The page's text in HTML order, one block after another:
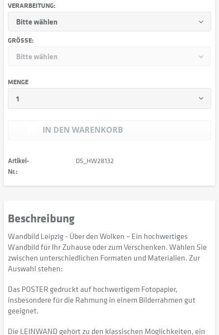
VERARBEITUNG:
GRÖSSE:
MENGE
IN DEN WARENKORB
Artikel-
Nr.:
DS_HW28132
Beschreibung
Wandbild Leipzig - Über den Wolken – Ein hochwertiges
Wandbild für Ihr Zuhause oder zum Verschenken. Wählen Sie
zwischen unterschiedlichen Formaten und Materialien. Zur
Auswahl stehen:
Das POSTER gedruckt auf hochwertigem Fotopapier,
insbesondere für die Rahmung in einem Bilderrahmen gut
geeignet.
Die LEINWAND gehört zu den klassischen Möglichkeiten, ein